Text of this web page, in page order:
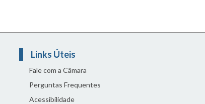
Links Úteis
Fale com a Câmara
Perguntas Frequentes
Acessibilidade